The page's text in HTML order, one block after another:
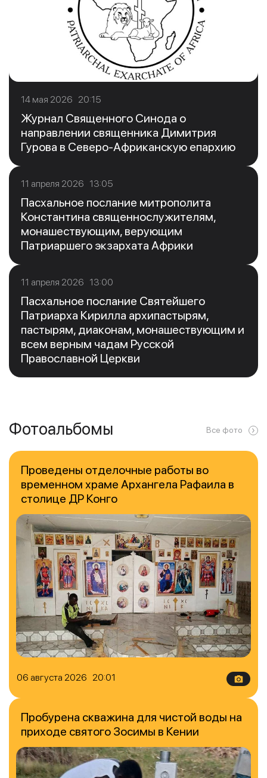
14 мая 2026 20:15
Журнал Священного Синода о
направлении священника Димитрия
Гурова в Северо-Африканскую епархию
11 апреля 2026 13:05
Пасхальное послание митрополита
Константина священнослужителям,
монашествующим, верующим
Патриаршего экзархата Африки
11 апреля 2026 13:00
Пасхальное послание Святейшего
Патриарха Кирилла архипастырям,
пастырям, диаконам, монашествующим и
всем верным чадам Русской
Православной Церкви
Фотоальбомы Все фото
06 августа 2026 20:01
Проведены отделочные работы во
временном храме Архангела Рафаила в
столице ДР Конго
Пробурена скважина для чистой воды на
приходе святого Зосимы в Кении